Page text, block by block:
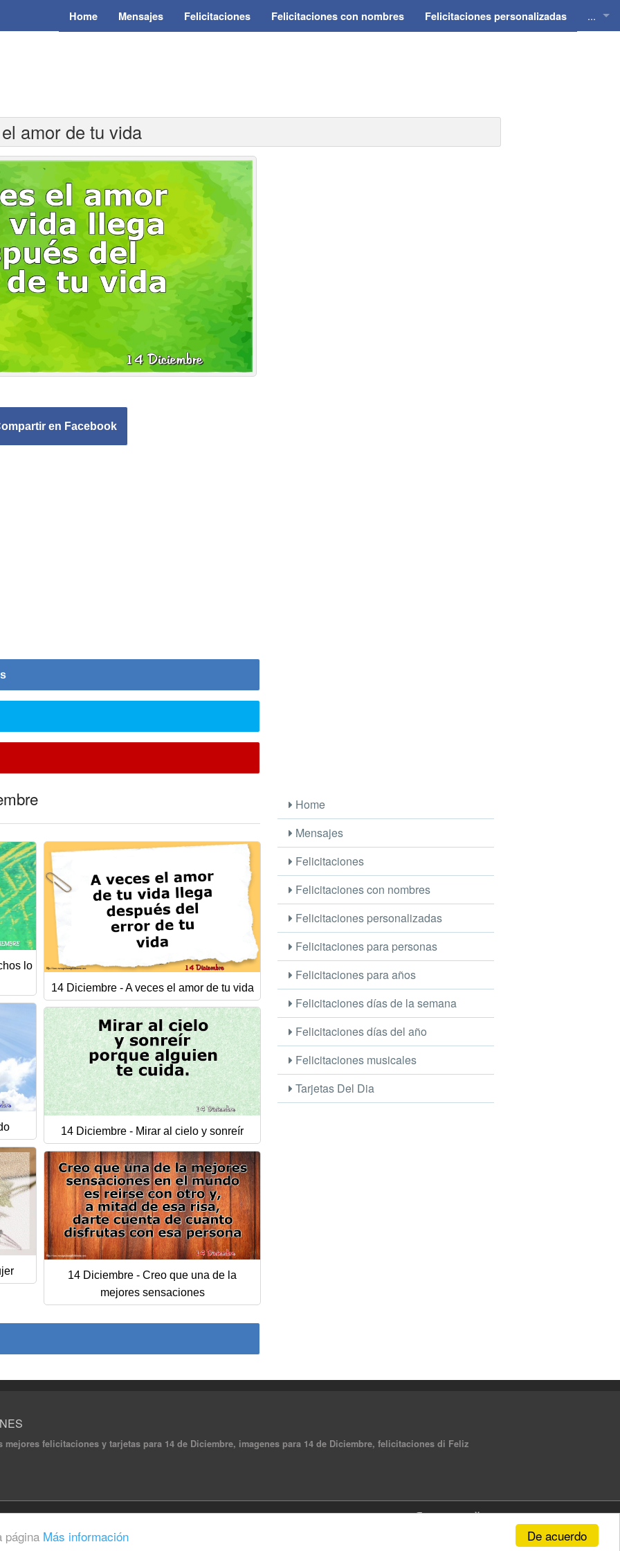
De acuerdo
página Más información
Home Mensajes Felicitaciones Felicitaciones con nombres Felicitaciones personalizadas ...
amor de tu vida
en Facebook
lo
14 Diciembre - A veces el amor de tu vida
14 Diciembre - Mirar al cielo y sonreír
14 Diciembre - Creo que una de la
mejores sensaciones
Home
Mensajes
Felicitaciones
Felicitaciones con nombres
Felicitaciones personalizadas
Felicitaciones para personas
Felicitaciones para años
Felicitaciones días de la semana
Felicitaciones días del año
Felicitaciones musicales
Tarjetas Del Dia
felicitaciones y tarjetas para 14 de Diciembre, imagenes para 14 de Diciembre, felicitaciones di Feliz